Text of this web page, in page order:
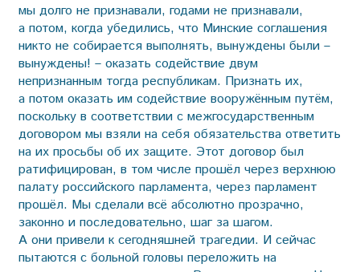
мы долго не признавали, годами не признавали,
а потом, когда убедились, что Минские соглашения
никто не собирается выполнять, вынуждены были –
вынуждены! – оказать содействие двум
непризнанным тогда республикам. Признать их,
а потом оказать им содействие вооружённым путём,
поскольку в соответствии с межгосударственным
договором мы взяли на себя обязательства ответить
на их просьбы об их защите. Этот договор был
ратифицирован, в том числе прошёл через верхнюю
палату российского парламента, через парламент
прошёл. Мы сделали всё абсолютно прозрачно,
законно и последовательно, шаг за шагом.
А они привели к сегодняшней трагедии. И сейчас
пытаются с больной головы переложить на